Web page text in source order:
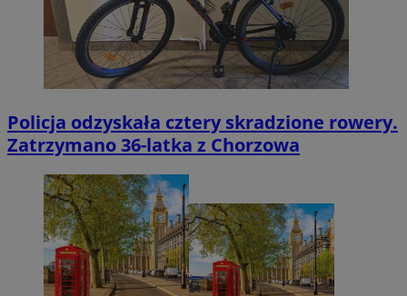
Policja odzyskała cztery skradzione rowery.
Zatrzymano 36-latka z Chorzowa